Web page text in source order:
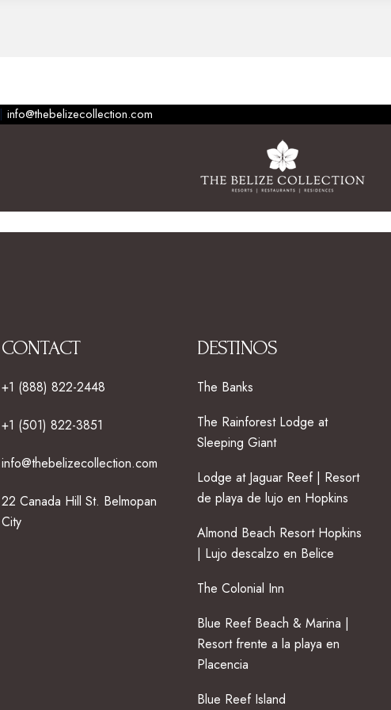
| info@thebelizecollection.com
CONTACT
+1 (888) 822-2448
+1 (501) 822-3851
info@thebelizecollection.com
22 Canada Hill St. Belmopan
City
DESTINOS
The Banks
The Rainforest Lodge at
Sleeping Giant
Lodge at Jaguar Reef | Resort
de playa de lujo en Hopkins
Almond Beach Resort Hopkins
| Lujo descalzo en Belice
The Colonial Inn
Blue Reef Beach & Marina |
Resort frente a la playa en
Placencia
Blue Reef Island